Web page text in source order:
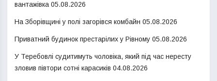
вантажівка 05.08.2026
На Зборівщині у полі загорівся комбайн 05.08.2026
Приватний будинок престарілих у Рівному 05.08.2026
У Теребовлі судитимуть чоловіка, який під час нересту
зловив півтори сотні карасиків 04.08.2026